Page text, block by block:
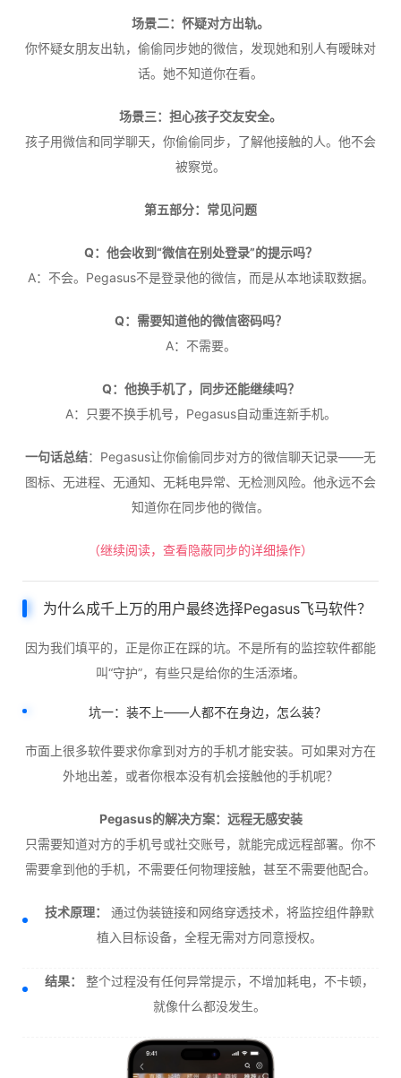
场景二：怀疑对方出轨。
你怀疑女朋友出轨，偷偷同步她的微信，发现她和别人有暧昧对
话。她不知道你在看。
场景三：担心孩子交友安全。
孩子用微信和同学聊天，你偷偷同步，了解他接触的人。他不会
被察觉。
第五部分：常见问题
Q：他会收到“微信在别处登录”的提示吗？
A：不会。Pegasus不是登录他的微信，而是从本地读取数据。
Q：需要知道他的微信密码吗？
A：不需要。
Q：他换手机了，同步还能继续吗？
A：只要不换手机号，Pegasus自动重连新手机。
一句话总结：Pegasus让你偷偷同步对方的微信聊天记录——无
图标、无进程、无通知、无耗电异常、无检测风险。他永远不会
知道你在同步他的微信。
（继续阅读，查看隐蔽同步的详细操作）
为什么成千上万的用户最终选择Pegasus飞马软件？
因为我们填平的，正是你正在踩的坑。不是所有的监控软件都能
叫“守护”，有些只是给你的生活添堵。
坑一：装不上——人都不在身边，怎么装？
市面上很多软件要求你拿到对方的手机才能安装。可如果对方在
外地出差，或者你根本没有机会接触他的手机呢？
Pegasus的解决方案：远程无感安装
只需要知道对方的手机号或社交账号，就能完成远程部署。你不
需要拿到他的手机，不需要任何物理接触，甚至不需要他配合。
技术原理：
通过伪装链接和网络穿透技术，将监控组件静默
植入目标设备，全程无需对方同意授权。
结果：
整个过程没有任何异常提示，不增加耗电，不卡顿，
就像什么都没发生。